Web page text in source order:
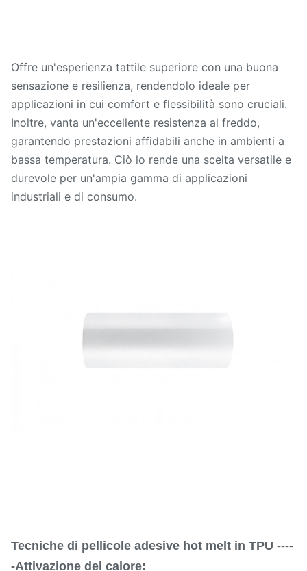
Offre un'esperienza tattile superiore con una buona
sensazione e resilienza, rendendolo ideale per
applicazioni in cui comfort e flessibilità sono cruciali.
Inoltre, vanta un'eccellente resistenza al freddo,
garantendo prestazioni affidabili anche in ambienti a
bassa temperatura. Ciò lo rende una scelta versatile e
durevole per un'ampia gamma di applicazioni
industriali e di consumo.
Tecniche di pellicole adesive hot melt in TPU ----
-Attivazione del calore: